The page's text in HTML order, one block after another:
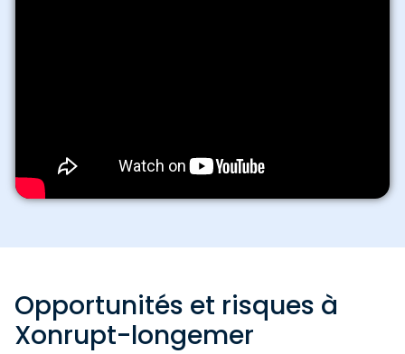
Opportunités et risques à
Xonrupt-longemer